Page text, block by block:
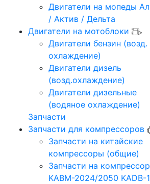
Двигатели на мопеды
/ Актив / Дельта
Двигатели на мотоблоки
Двигатели бензин (возд.
охлаждение)
Двигатели дизель
(возд.охлаждение)
Двигатели дизельные
(водяное охлаждение)
Запчасти
Запчасти для компрессоров
Запчасти на китайские
компрессоры (общие)
Запчасти на
KABM-2024/2050 KADB-